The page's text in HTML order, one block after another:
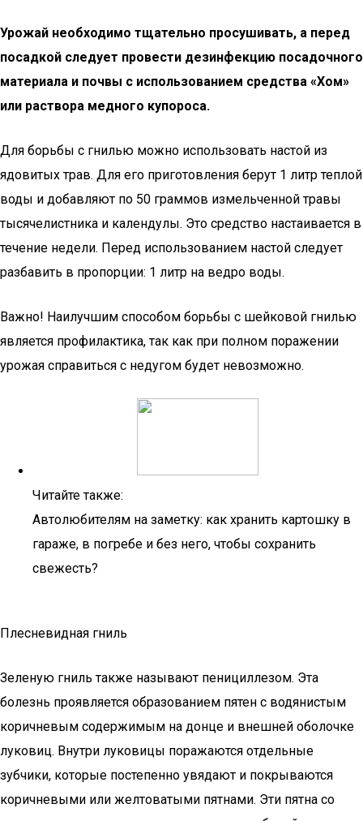
Урожай необходимо тщательно просушивать, а перед
посадкой следует провести дезинфекцию посадочного
материала и почвы с использованием средства «Хом»
или раствора медного купороса.
Для борьбы с гнилью можно использовать настой из
ядовитых трав. Для его приготовления берут 1 литр теплой
воды и добавляют по 50 граммов измельченной травы
тысячелистника и календулы. Это средство настаивается в
течение недели. Перед использованием настой следует
разбавить в пропорции: 1 литр на ведро воды.
Важно! Наилучшим способом борьбы с шейковой гнилью
является профилактика, так как при полном поражении
урожая справиться с недугом будет невозможно.
Читайте также:
Автолюбителям на заметку: как хранить картошку в
гараже, в погребе и без него, чтобы сохранить
свежесть?
Плесневидная гниль
Зеленую гниль также называют пенициллезом. Эта
болезнь проявляется образованием пятен с водянистым
коричневым содержимым на донце и внешней оболочке
луковиц. Внутри луковицы поражаются отдельные
зубчики, которые постепенно увядают и покрываются
коричневыми или желтоватыми пятнами. Эти пятна со